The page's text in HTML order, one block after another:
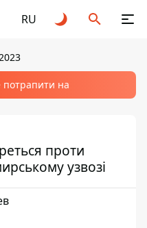
RU
потрапити на
проти
узвозі